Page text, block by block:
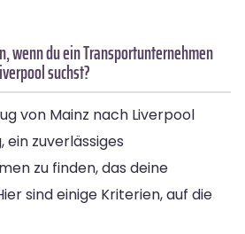
wenn du ein Transportunternehmen
suchst?
von Mainz nach Liverpool
ein zuverlässiges
zu finden, das deine
sind einige Kriterien, auf die